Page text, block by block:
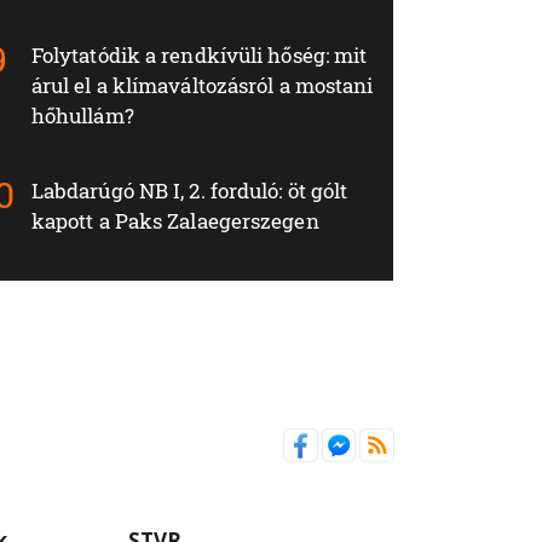
Folytatódik a rendkívüli hőség: mit
árul el a klímaváltozásról a mostani
hőhullám?
Labdarúgó NB I, 2. forduló: öt gólt
kapott a Paks Zalaegerszegen